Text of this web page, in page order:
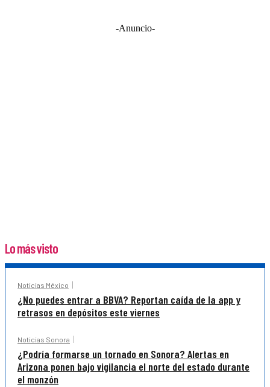
-Anuncio-
Lo más visto
Noticias México
¿No puedes entrar a BBVA? Reportan caída de la app y
retrasos en depósitos este viernes
Noticias Sonora
¿Podría formarse un tornado en Sonora? Alertas en
Arizona ponen bajo vigilancia el norte del estado durante
el monzón